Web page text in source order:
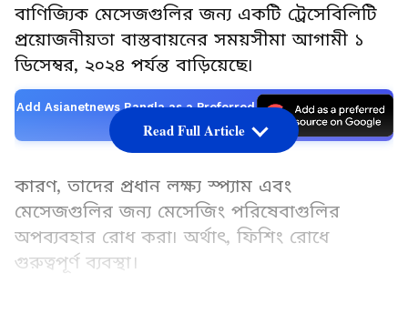
বাণিজ্যিক মেসেজগুলির জন্য একটি ট্রেসেবিলিটি
প্রয়োজনীয়তা বাস্তবায়নের সময়সীমা আগামী ১
ডিসেম্বর, ২০২৪ পর্যন্ত বাড়িয়েছে৷
Add Asianetnews Bangla as a Preferred
Source
কারণ, তাদের প্রধান লক্ষ্য স্প্যাম এবং
মেসেজগুলির জন্য মেসেজিং পরিষেবাগুলির
অপব্যবহার রোধ করা৷ অর্থাৎ, ফিশিং রোধে
গুরুত্বপূর্ণ ব্যবস্থা।
Read Full Article